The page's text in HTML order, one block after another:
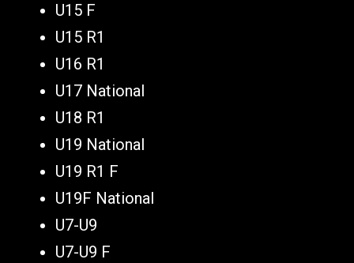
U15 F
U15 R1
U16 R1
U17 National
U18 R1
U19 National
U19 R1 F
U19F National
U7-U9
U7-U9 F